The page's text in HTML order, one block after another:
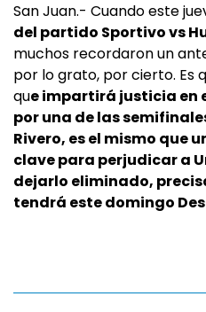
San Juan.- Cuando este
del partido Sportivo vs
muchos recordaron un
por lo grato, por cierto. Es
que impartirá justicia en
por una de las
Rivero, es el mismo que
clave para perjudicar a
dejarlo eliminado,
tendrá este domingo